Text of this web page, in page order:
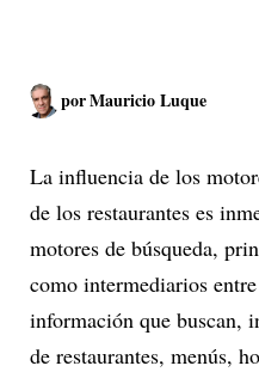
porMauricio Luque
La influencia de los
de los restaurantes es
motores de búsqueda,
como intermediarios
información que buscan,
de restaurantes, menús,